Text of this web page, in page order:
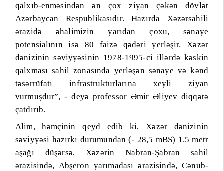
qalxıb-enməsindən ən çox ziyan çəkən dövlət
Azərbaycan Respublikasıdır. Hazırda Xəzərsahili
ərazidə əhalimizin yarıdan çoxu, sənaye
potensialının isə 80 faizə qədəri yerləşir. Xəzər
dənizinin səviyyəsinin 1978-1995-ci illərdə kəskin
qalxması sahil zonasında yerləşən sənaye və kənd
təsərrüfatı infrastrukturlarına xeyli ziyan
vurmuşdur”, - deyə professor Əmir Əliyev diqqətə
çatdırıb.
Alim, həmçinin qeyd edib ki, Xəzər dənizinin
səviyyəsi hazırkı durumundan (- 28,5 mBS) 1.5 metr
aşağı düşərsə, Xəzərin Nabran-Şabran sahil
ərazisində, Abşeron yarımadası ərazisində, Cənub-